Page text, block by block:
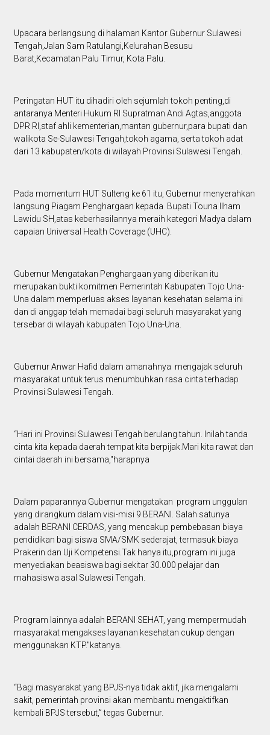
Upacara berlangsung di halaman Kantor Gubernur Sulawesi
Tengah,Jalan Sam Ratulangi,Kelurahan Besusu
Barat,Kecamatan Palu Timur, Kota Palu.
Peringatan HUT itu dihadiri oleh sejumlah tokoh penting,di
antaranya Menteri Hukum RI Supratman Andi Agtas,anggota
DPR RI,staf ahli kementerian,mantan gubernur,para bupati dan
walikota Se-Sulawesi Tengah,tokoh agama, serta tokoh adat
dari 13 kabupaten/kota di wilayah Provinsi Sulawesi Tengah.
Pada momentum HUT Sulteng ke 61 itu, Gubernur menyerahkan
langsung Piagam Penghargaan kepada Bupati Touna Ilham
Lawidu SH,atas keberhasilannya meraih kategori Madya dalam
capaian Universal Health Coverage (UHC).
Gubernur Mengatakan Penghargaan yang diberikan itu
merupakan bukti komitmen Pemerintah Kabupaten Tojo Una-
Una dalam memperluas akses layanan kesehatan selama ini
dan di anggap telah memadai bagi seluruh masyarakat yang
tersebar di wilayah kabupaten Tojo Una-Una.
Gubernur Anwar Hafid dalam amanahnya mengajak seluruh
masyarakat untuk terus menumbuhkan rasa cinta terhadap
Provinsi Sulawesi Tengah.
“Hari ini Provinsi Sulawesi Tengah berulang tahun. Inilah tanda
cinta kita kepada daerah tempat kita berpijak.Mari kita rawat dan
cintai daerah ini bersama,"harapnya
Dalam paparannya Gubernur mengatakan program unggulan
yang dirangkum dalam visi-misi 9 BERANI. Salah satunya
adalah BERANI CERDAS, yang mencakup pembebasan biaya
pendidikan bagi siswa SMA/SMK sederajat, termasuk biaya
Prakerin dan Uji Kompetensi.Tak hanya itu,program ini juga
menyediakan beasiswa bagi sekitar 30.000 pelajar dan
mahasiswa asal Sulawesi Tengah.
Program lainnya adalah BERANI SEHAT, yang mempermudah
masyarakat mengakses layanan kesehatan cukup dengan
menggunakan KTP."katanya.
“Bagi masyarakat yang BPJS-nya tidak aktif, jika mengalami
sakit, pemerintah provinsi akan membantu mengaktifkan
kembali BPJS tersebut,” tegas Gubernur.